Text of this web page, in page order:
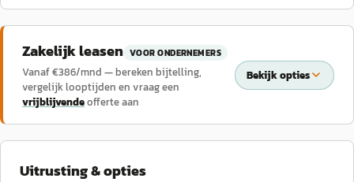
Zakelijk leasen VOOR ONDERNEMERS
Vanaf €386/mnd — bereken bijtelling,
vergelijk looptijden en vraag een
vrijblijvendeofferte aan
Bekijk opties
Uitrusting & opties